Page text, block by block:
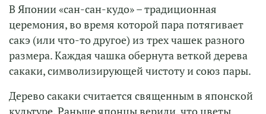
В Японии «сан-сан-кудо» – традиционная
церемония, во время которой пара потягивает
сакэ (или что-то другое) из трех чашек разного
размера. Каждая чашка обернута веткой дерева
сакаки, символизирующей чистоту и союз пары.
Дерево сакаки считается священным в японской
культуре. Раньше японцы верили, что цветы